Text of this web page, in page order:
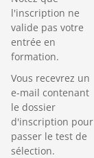
l'inscription ne
valide pas votre
entrée en
formation.
Vous recevrez un
e-mail contenant
le dossier
d'inscription pour
passer le test de
sélection.